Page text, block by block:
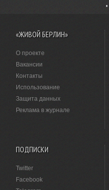
«ЖИВОЙ БЕРЛИН»
О проекте
Вакансии
Контакты
Использование
Защита данных
Реклама в журнале
ПОДПИСКИ
Twitter
Facebook